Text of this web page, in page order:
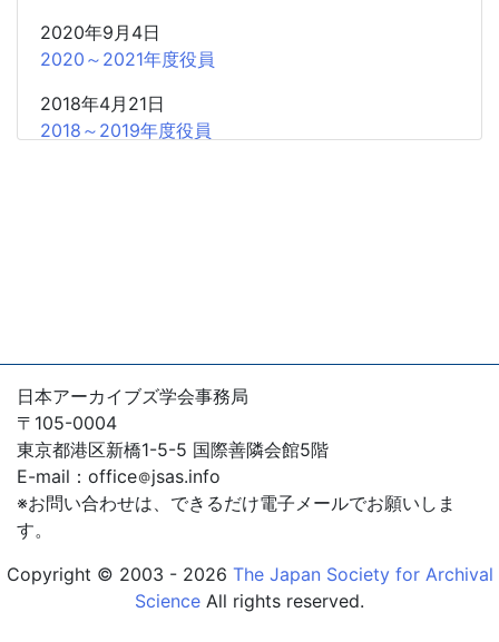
2020年9月4日
2020～2021年度役員
2018年4月21日
2018～2019年度役員
2010年4月24日
2010～2011年度役員
2008年4月19日
2008～2009年度役員
2004年4月24日
日本アーカイブズ学会事務局
〒105-0004
東京都港区新橋1-5-5 国際善隣会館5階
E-mail：office
jsas.info
※お問い合わせは、できるだけ電子メールでお願いしま
す。
Copyright © 2003 - 2026 The Japan Society for Archival
Science All rights reserved.